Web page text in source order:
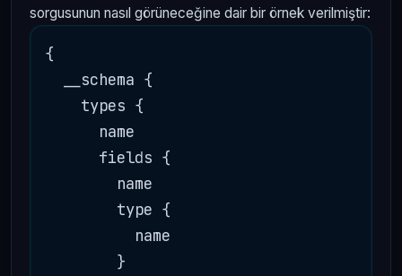
sorgusunun nasıl görüneceğine dair bir örnek verilmiştir:
{
  __schema {
    types {
      name
      fields {
        name
        type {
          name
        }